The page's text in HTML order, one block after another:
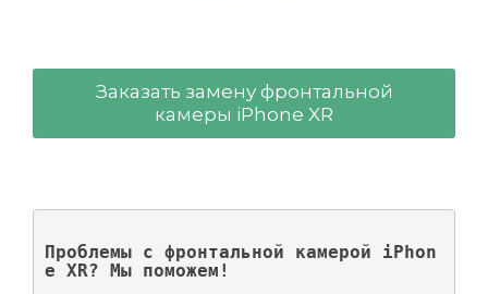
Заказать замену фронтальной
камеры iPhone XR
Проблемы с фронтальной камерой iPhon
e XR? Мы поможем!